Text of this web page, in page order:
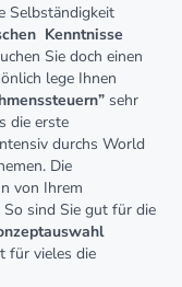
Selbständigkeit
Kenntnisse
Sie doch einen
lege Ihnen
sehr
die erste
durchs World
Die
von Ihrem
sind Sie gut für die
für vieles die